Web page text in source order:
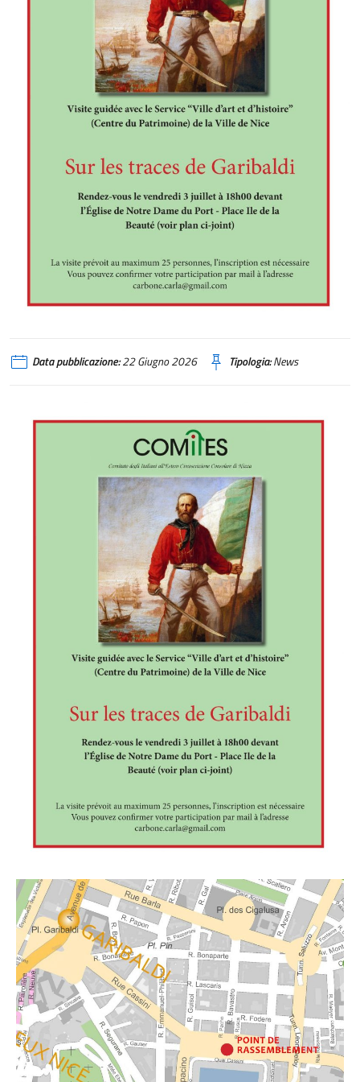
Data pubblicazione:22 Giugno 2026 Tipologia:News